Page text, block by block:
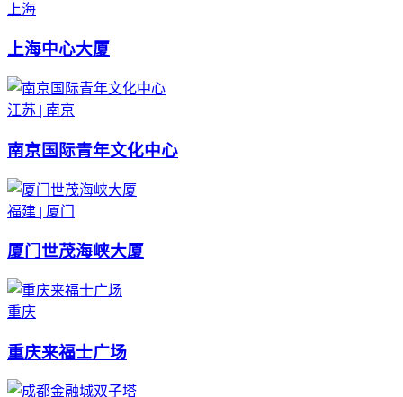
上海
上海中心大厦
江苏 | 南京
南京国际青年文化中心
福建 | 厦门
厦门世茂海峡大厦
重庆
重庆来福士广场